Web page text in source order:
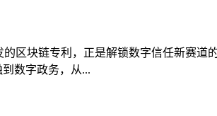
区块链专利，正是解锁数字信任新赛道
数字政务，从...